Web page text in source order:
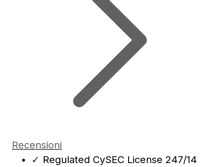
Recensioni
✓ Regulated CySEC License 247/14